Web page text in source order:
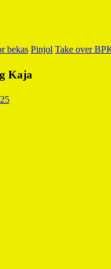
bekas Pinjol Take over
Kaja